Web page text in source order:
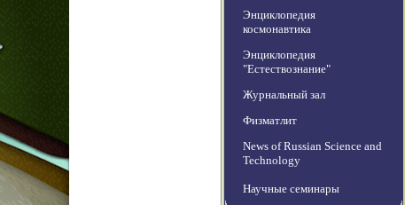
Энциклопедия
космонавтика
Энциклопедия
"Естествознание"
Журнальный зал
Физматлит
News of Russian Science and
Technology
Научные семинары